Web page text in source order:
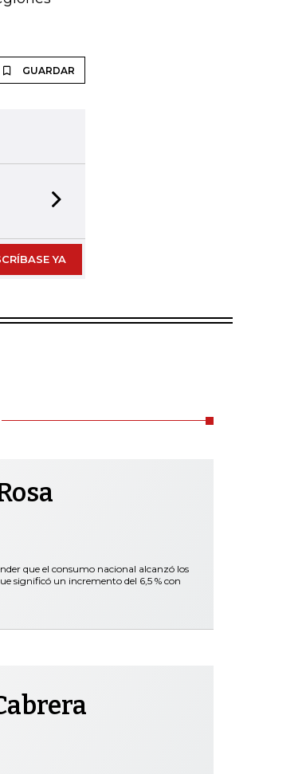
GUARDAR
YA
que el consumo nacional alcanzó los
significó un incremento del 6,5 % con